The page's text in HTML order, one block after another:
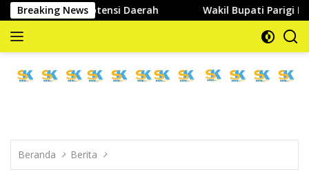
Langsung
ke
konten
Breaking News
Potensi Daerah Wakil Bupati Parigi Moutong
mengabarkan
Beranda Berita